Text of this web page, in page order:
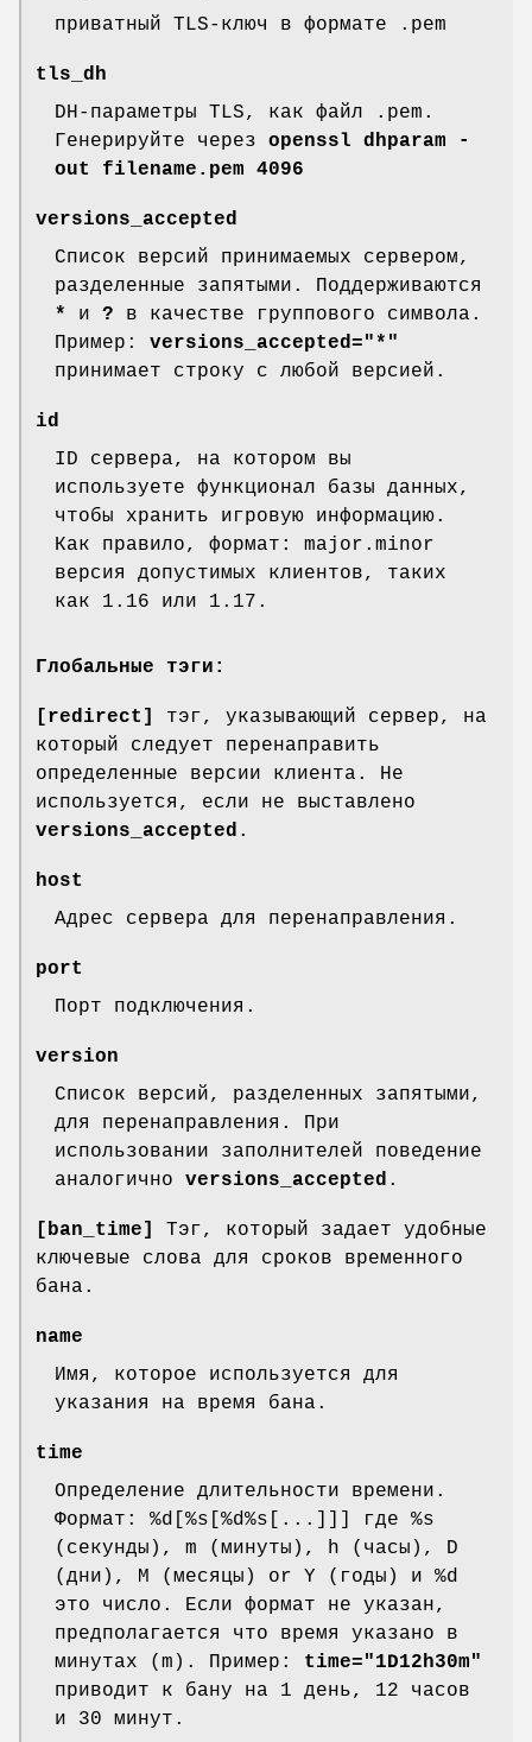
приватный TLS-ключ в формате .pem
tls_dh
DH-параметры TLS, как файл .pem.
Генерируйте через openssl dhparam -
out filename.pem 4096
versions_accepted
Список версий принимаемых сервером,
разделенные запятыми. Поддерживаются
*
и ? в качестве группового символа.
Пример: versions_accepted="*"
принимает строку с любой версией.
id
ID сервера, на котором вы
используете функционал базы данных,
чтобы хранить игровую информацию.
Как правило, формат: major.minor
версия допустимых клиентов, таких
как 1.16 или 1.17.
Глобальные тэги:
[redirect]
тэг, указывающий сервер, на
который следует перенаправить
определенные версии клиента. Не
используется, если не выставлено
versions_accepted .
host
Адрес сервера для перенаправления.
port
Порт подключения.
version
Список версий, разделенных запятыми,
для перенаправления. При
использовании заполнителей поведение
аналогично versions_accepted .
[ban_time]
Тэг, который задает удобные
ключевые слова для сроков временного
бана.
name
Имя, которое используется для
указания на время бана.
time
Определение длительности времени.
Формат: %d[%s[%d%s[...]]] где %s
(секунды), m (минуты), h (часы), D
(дни), M (месяцы) or Y (годы) и %d
это число. Если формат не указан,
предполагается что время указано в
минутах (m). Пример: time="1D12h30m"
приводит к бану на 1 день, 12 часов
и 30 минут.